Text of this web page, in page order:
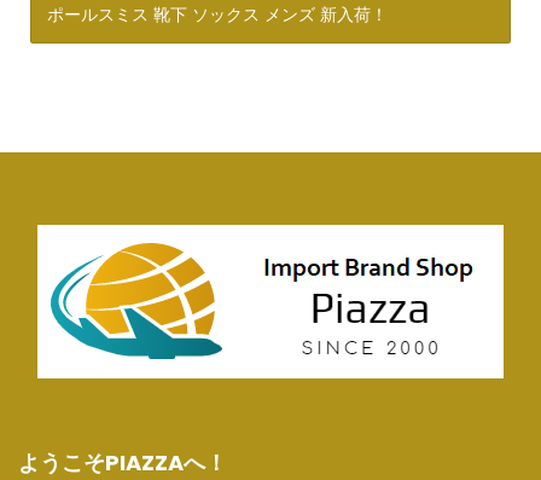
ポールスミス 靴下 ソックス メンズ 新入荷！
ようこそPIAZZAへ！